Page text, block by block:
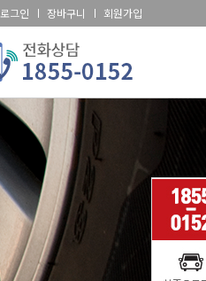
로그인 장바구니 회원가입